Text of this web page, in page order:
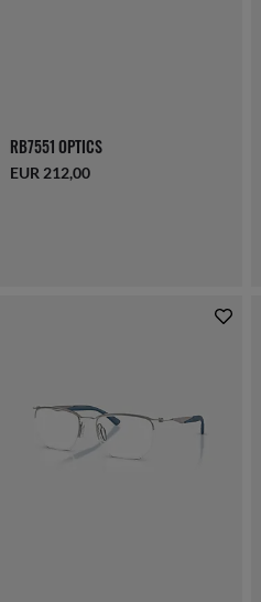
RB7551 OPTICS
EUR 212,00